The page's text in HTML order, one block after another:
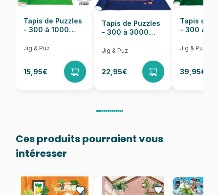
Tapis de Puzzles
- 300 à 1000
Jig & Puz
15,95€
Tapis de Puzzles
- 300 à 3000
Jig & Puz
22,95€
Tapis de
- 300 à
Jig & Puz
39,95€
Ces produits pourraient vous
intéresser